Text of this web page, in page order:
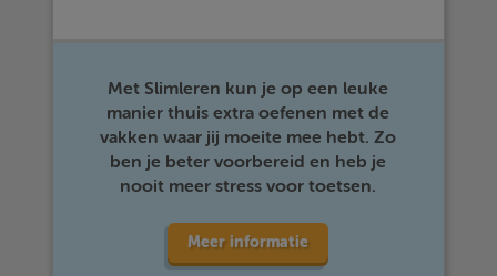
Met Slimleren kun je op een leuke
manier thuis extra oefenen met de
vakken waar jij moeite mee hebt. Zo
ben je beter voorbereid en heb je
nooit meer stress voor toetsen.
Meer informatie